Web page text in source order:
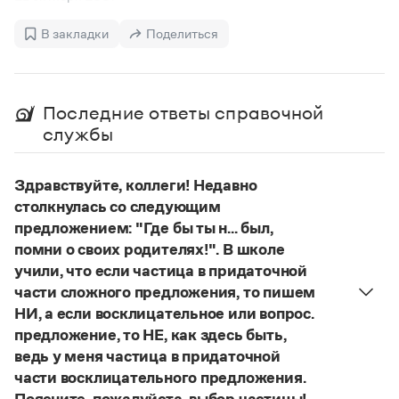
Правила русской орфографии и пунктуации
Русский язык. Краткий теоретический курс
для школьников
Справочник по пунктуации
Словарь-справочник трудностей
Справочник по фразеологии
Азбучные истины
Словарь-справочник непростые слова
Все справочники портала
Журнал
Новости и события
Управление в русском языке
Правила русской орфографии и пунктуации
В закладки Поделиться
Последние ответы справочной
службы
Здравствуйте, коллеги! Недавно
столкнулась со следующим
предложением: "Где бы ты н... был,
помни о своих родителях!". В школе
учили, что если частица в придаточной
части сложного предложения, то пишем
НИ, а если восклицательное или вопрос.
предложение, то НЕ, как здесь быть,
ведь у меня частица в придаточной
части восклицательного предложения.